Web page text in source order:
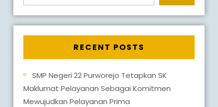
RECENT POSTS
SMP Negeri 22 Purworejo Tetapkan SK
Maklumat Pelayanan Sebagai Komitmen
Mewujudkan Pelayanan Prima